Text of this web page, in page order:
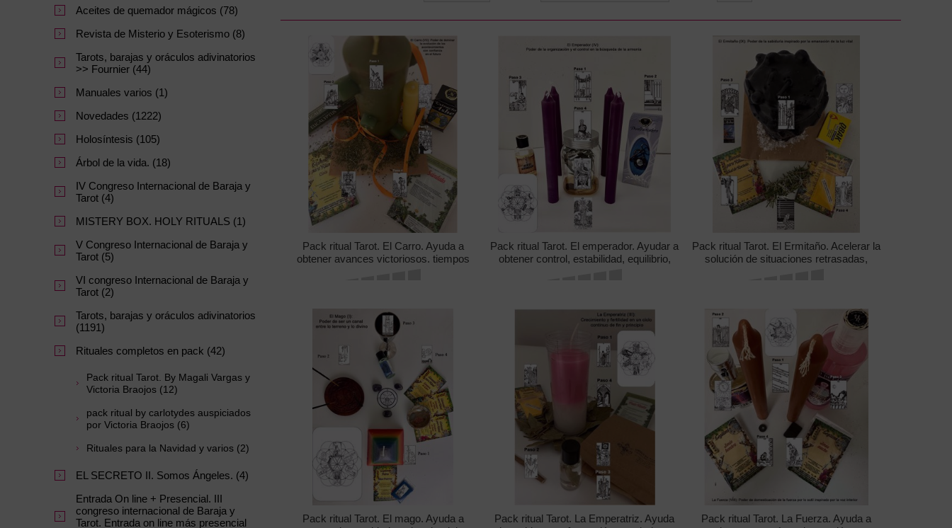
Pack ritual Tarot. El Carro. Ayuda a
obtener avances victoriosos. tiempos
Pack ritual Tarot. El emperador. Ayudar a
obtener control, estabilidad, equilibrio,
Pack ritual Tarot. El Ermitaño. Acelerar la
solución de situaciones retrasadas,
Pack ritual Tarot. El mago. Ayuda a
Pack ritual Tarot. La Emperatriz. Ayuda
Pack ritual Tarot. La Fuerza. Ayuda a
Aceites de quemador mágicos (78)
Revista de Misterio y Esoterismo (8)
Tarots, barajas y oráculos adivinatorios
>> Fournier (44)
Manuales varios (1)
Novedades (1222)
Holosíntesis (105)
Árbol de la vida. (18)
IV Congreso Internacional de Baraja y
Tarot (4)
MISTERY BOX. HOLY RITUALS (1)
V Congreso Internacional de Baraja y
Tarot (5)
VI congreso Internacional de Baraja y
Tarot (2)
Tarots, barajas y oráculos adivinatorios
(1191)
Rituales completos en pack (42)
Pack ritual Tarot. By Magali Vargas y
Victoria Braojos (12)
pack ritual by carlotydes auspiciados
por Victoria Braojos (6)
Rituales para la Navidad y varios (2)
EL SECRETO II. Somos Ángeles. (4)
Entrada On line + Presencial. III
congreso internacional de Baraja y
Tarot. Entrada on line más presencial